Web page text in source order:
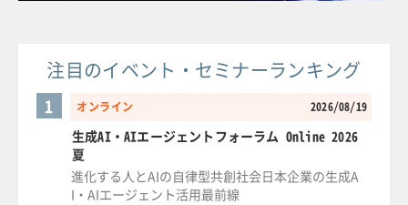
注目のイベント・セミナーランキング
オンライン 2026/08/19
1
生成AI・AIエージェントフォーラム Online 2026
夏
進化する人とAIの自律型共創社会日本企業の生成A
I・AIエージェント活用最前線